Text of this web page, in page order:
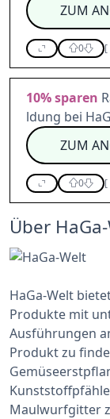
ZUM
0 [
10%sparen
ldung bei
ZUM
0 [
Über
HaGa-Welt
Produkte mit
Ausführungen
Produkt zu
Maulwurfgitter